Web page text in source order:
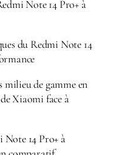
Note 14 Pro+ à
du Redmi Note 14
milieu de gamme en
Xiaomi face à
14 Pro+ à